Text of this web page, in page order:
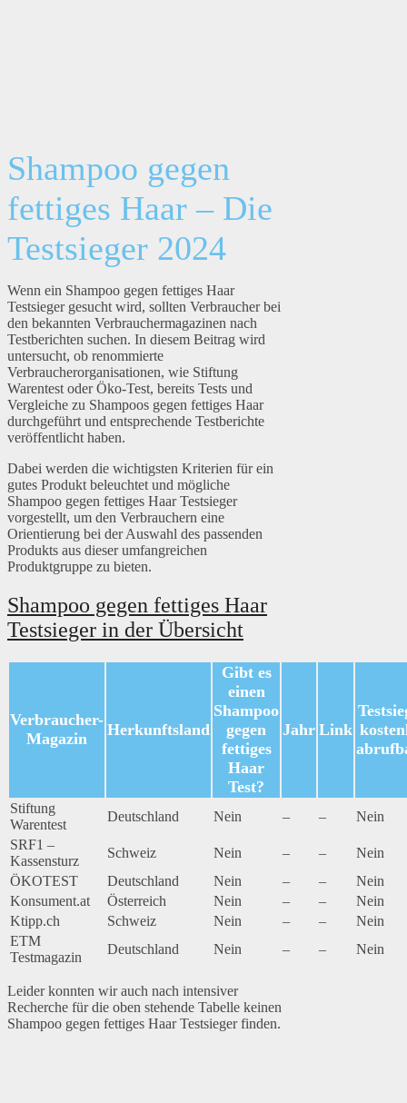
Shampoo gegen
fettiges Haar – Die
Testsieger 2024
Wenn ein Shampoo gegen fettiges Haar
Testsieger gesucht wird, sollten Verbraucher bei
den bekannten Verbrauchermagazinen nach
Testberichten suchen. In diesem Beitrag wird
untersucht, ob renommierte
Verbraucherorganisationen, wie Stiftung
Warentest oder Öko-Test, bereits Tests und
Vergleiche zu Shampoos gegen fettiges Haar
durchgeführt und entsprechende Testberichte
veröffentlicht haben.
Dabei werden die wichtigsten Kriterien für ein
gutes Produkt beleuchtet und mögliche
Shampoo gegen fettiges Haar Testsieger
vorgestellt, um den Verbrauchern eine
Orientierung bei der Auswahl des passenden
Produkts aus dieser umfangreichen
Produktgruppe zu bieten.
Shampoo gegen fettiges Haar
Testsieger in der Übersicht
Verbraucher-
Magazin
Herkunftsland
Gibt es
einen
Shampoo
gegen
fettiges
Haar
Test?
Jahr Link
Stiftung
Warentest
Deutschland Nein – –
Nein
SRF1 –
Kassensturz
Schweiz Nein – –
Nein
ÖKOTEST
Deutschland Nein – –
Nein
Konsument.at
Österreich Nein – –
Nein
Ktipp.ch
Schweiz Nein – –
Nein
ETM
Testmagazin
Deutschland Nein – – Nein
Leider konnten wir auch nach intensiver
Recherche für die oben stehende Tabelle keinen
Shampoo gegen fettiges Haar Testsieger finden.